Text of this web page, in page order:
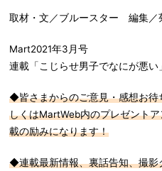
取材・文／ブルースター 編集
Mart2021年3月号
連載「こじらせ男子でなにが悪い
◆皆さまからのご意見・感想お待
しくはMartWeb内のプレゼント
載の励みになります！
◆連載最新情報、裏話告知、撮